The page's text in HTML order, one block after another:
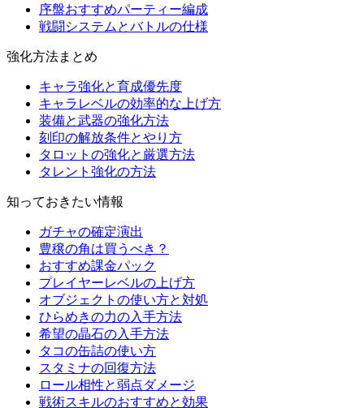
序盤おすすめパーティー編成
戦闘システムとバトルの仕様
強化方法まとめ
キャラ強化と育成優先度
キャラレベルの効率的な上げ方
装備と武器の強化方法
刻印の解放条件とやり方
タロットの強化と厳選方法
タレント強化の方法
知っておきたい情報
ガチャの確定演出
豊穣の角は買うべき？
おすすめ課金パック
プレイヤーレベルの上げ方
オブジェクトの使い方と対処
ひらめきの力の入手方法
希望の晶石の入手方法
タコの缶詰の使い方
スタミナの回復方法
ロール相性と弱点ダメージ
戦術スキルのおすすめと効果